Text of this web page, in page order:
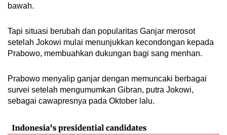
bawah.
Tapi situasi berubah dan popularitas Ganjar merosot
setelah Jokowi mulai menunjukkan kecondongan kepada
Prabowo, membuahkan dukungan bagi sang menhan.
Prabowo menyalip ganjar dengan memuncaki berbagai
survei setelah mengumumkan Gibran, putra Jokowi,
sebagai cawapresnya pada Oktober lalu.